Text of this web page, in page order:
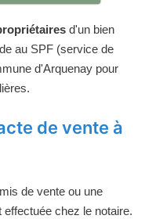
d'un bien
au SPF (service de
d'Arquenay pour
de vente à
de vente ou une
chez le notaire.